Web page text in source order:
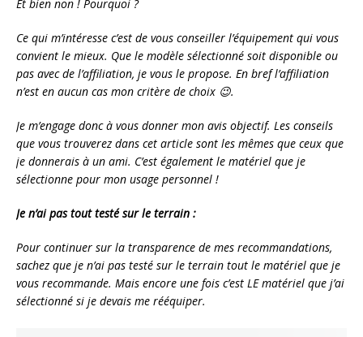
Et bien non ! Pourquoi ?
Ce qui m’intéresse c’est de vous conseiller l’équipement qui vous
convient le mieux. Que le modèle sélectionné soit disponible ou
pas avec de l’affiliation, je vous le propose. En bref l’affiliation
n’est en aucun cas mon critère de choix 😉.
Je m’engage donc à vous donner mon avis objectif. Les conseils
que vous trouverez dans cet article sont les mêmes que ceux que
je donnerais à un ami. C’est également le matériel que je
sélectionne pour mon usage personnel !
Je n’ai pas tout testé sur le terrain :
Pour continuer sur la transparence de mes recommandations,
sachez que je n’ai pas testé sur le terrain tout le matériel que je
vous recommande. Mais encore une fois c’est LE matériel que j’ai
sélectionné si je devais me rééquiper.